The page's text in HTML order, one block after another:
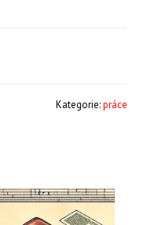
Kategorie:práce